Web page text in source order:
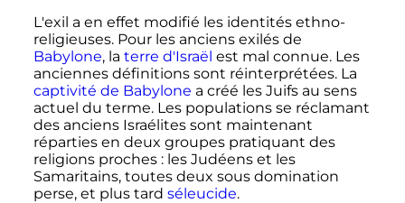
L'exil a en effet modifié les identités ethno-
religieuses. Pour les anciens exilés de
Babylone, la terre d'Israël est mal connue. Les
anciennes définitions sont réinterprétées. La
captivité de Babylone a créé les Juifs au sens
actuel du terme. Les populations se réclamant
des anciens Israélites sont maintenant
réparties en deux groupes pratiquant des
religions proches : les Judéens et les
Samaritains, toutes deux sous domination
perse, et plus tard séleucide.